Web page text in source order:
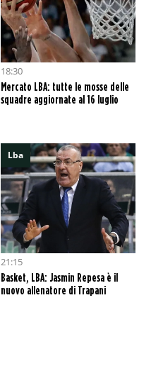
18:30
Mercato LBA: tutte le mosse delle
squadre aggiornate al 16 luglio
Lba
21:15
Basket, LBA: Jasmin Repesa è il
nuovo allenatore di Trapani